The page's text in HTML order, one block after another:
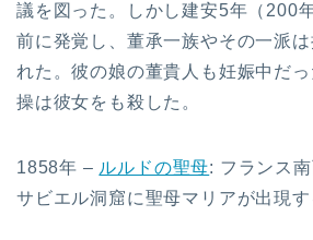
議を図った。しかし建安5年（200
前に発覚し、董承一族やその一派
れた。彼の娘の董貴人も妊娠中だ
操は彼女をも殺した。
1858年 – ルルドの聖母: フランス
サビエル洞窟に聖母マリアが出現す